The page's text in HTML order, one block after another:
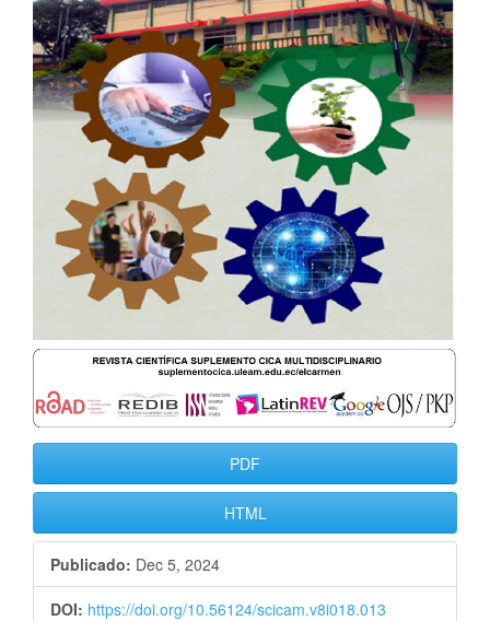
PDF
HTML
Publicado: Dec 5, 2024
DOI: https://doi.org/10.56124/scicam.v8i018.013